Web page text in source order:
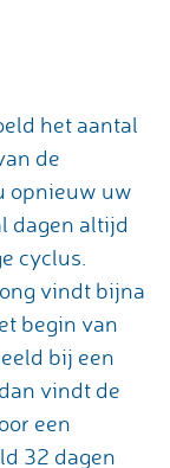
het aantal
de
opnieuw uw
dagen altijd
cyclus.
vindt bijna
begin van
bij een
vindt de
een
32 dagen